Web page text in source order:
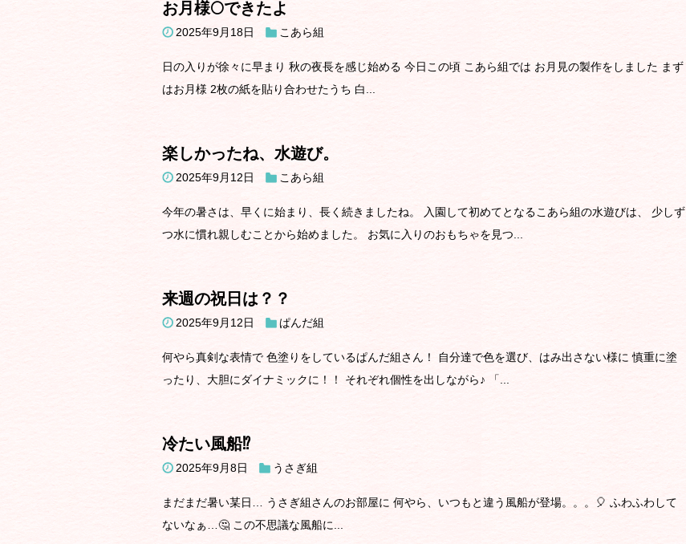
お月様🌕できたよ
2025年9月18日 こあら組
日の入りが徐々に早まり 秋の夜長を感じ始める 今日この頃 こあら組では お月見の製作をしました まず
はお月様 2枚の紙を貼り合わせたうち 白...
楽しかったね、水遊び。
2025年9月12日 こあら組
今年の暑さは、早くに始まり、長く続きましたね。 入園して初めてとなるこあら組の水遊びは、 少しず
つ水に慣れ親しむことから始めました。 お気に入りのおもちゃを見つ...
来週の祝日は？？
2025年9月12日 ぱんだ組
何やら真剣な表情で 色塗りをしているぱんだ組さん！ 自分達で色を選び、はみ出さない様に 慎重に塗
ったり、大胆にダイナミックに！！ それぞれ個性を出しながら♪ 「...
冷たい風船⁉️
2025年9月8日 うさぎ組
まだまだ暑い某日… うさぎ組さんのお部屋に 何やら、いつもと違う風船が登場。。。🎈 ふわふわして
ないなぁ…🤔 この不思議な風船に...